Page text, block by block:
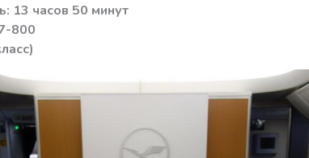
13 часов 50 минут
800